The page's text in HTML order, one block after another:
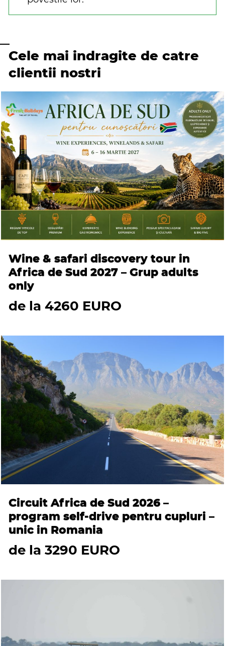
Cele mai indragite de catre
clientii nostri
Wine & safari discovery tour in
Africa de Sud 2027 – Grup adults
only
de la 4260 EURO
Circuit Africa de Sud 2026 –
program self-drive pentru cupluri –
unic in Romania
de la 3290 EURO